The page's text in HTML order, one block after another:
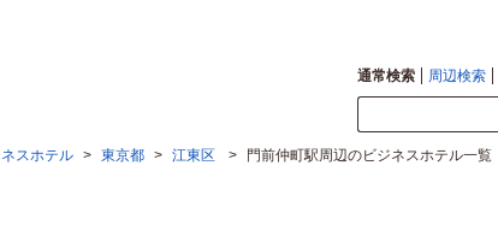
通常検索 周辺検索
ネスホテル > 東京都 > 江東区 > 門前仲町駅周辺のビジネスホテル一覧